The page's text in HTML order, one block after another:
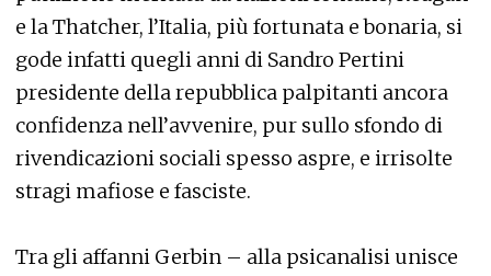
e la Thatcher, l’Italia, più fortunata e bonaria, si
gode infatti quegli anni di Sandro Pertini
presidente della repubblica palpitanti ancora
confidenza nell’avvenire, pur sullo sfondo di
rivendicazioni sociali spesso aspre, e irrisolte
stragi mafiose e fasciste.
Tra gli affanni Gerbin – alla psicanalisi unisce